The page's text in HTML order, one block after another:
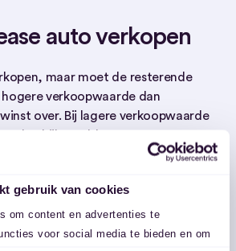
gebruik van cookies
om content en advertenties te
voor social media te bieden en om
auto verkopen
maar moet de resterende
hogere verkoopwaarde dan
over. Bij lagere verkoopwaarde
voordelen van